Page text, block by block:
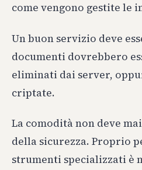
come vengono gestite le
Un buon servizio deve
documenti dovrebbero
eliminati dai server,
criptate.
La comodità non deve
della sicurezza. Proprio
strumenti specializzati è